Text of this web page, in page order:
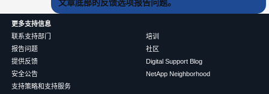
文章底部的反馈选项报告问题。
更多支持信息
联系支持部门
报告问题
提供反馈
安全公告
支持策略和支持服务
培训
社区
Digital Support Blog
NetApp Neighborhood